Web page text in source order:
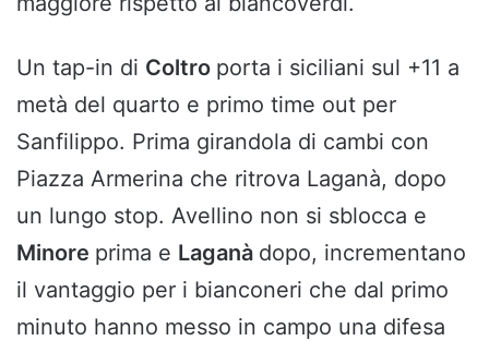
Un tap-in di Coltro porta i siciliani sul +11 a
metà del quarto e primo time out per
Sanfilippo. Prima girandola di cambi con
Piazza Armerina che ritrova Laganà, dopo
un lungo stop. Avellino non si sblocca e
Minore prima e Laganà dopo, incrementano
il vantaggio per i bianconeri che dal primo
minuto hanno messo in campo una difesa